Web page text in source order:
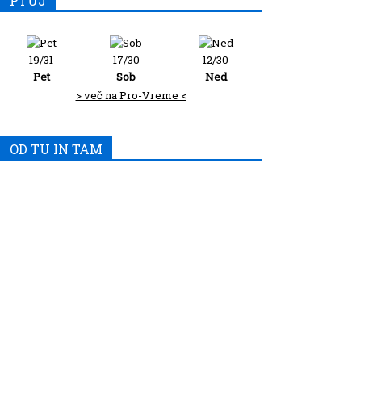
19/31
Pet
17/30
Sob
12/30
Ned
> več na Pro-Vreme <
OD TU IN TAM